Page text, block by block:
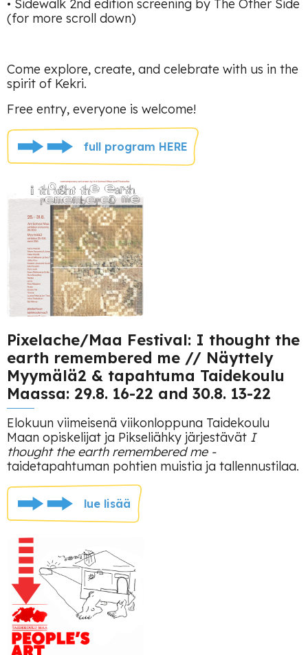
• Sidewalk 2nd edition screening by The Other Side
(for more scroll down)
Come explore, create, and celebrate with us in the
spirit of Kekri.
Free entry, everyone is welcome!
full program HERE
Pixelache/Maa Festival: I thought the
earth remembered me // Näyttely
Myymälä2 & tapahtuma Taidekoulu
Maassa: 29.8. 16-22 and 30.8. 13-22
Elokuun viimeisenä viikonloppuna Taidekoulu
Maan opiskelijat ja Pikseliähky järjestävät I
thought the earth remembered me -
taidetapahtuman pohtien muistia ja tallennustilaa.
lue lisää